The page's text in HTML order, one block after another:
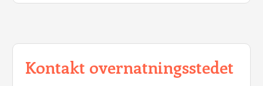
Kontakt overnatningsstedet